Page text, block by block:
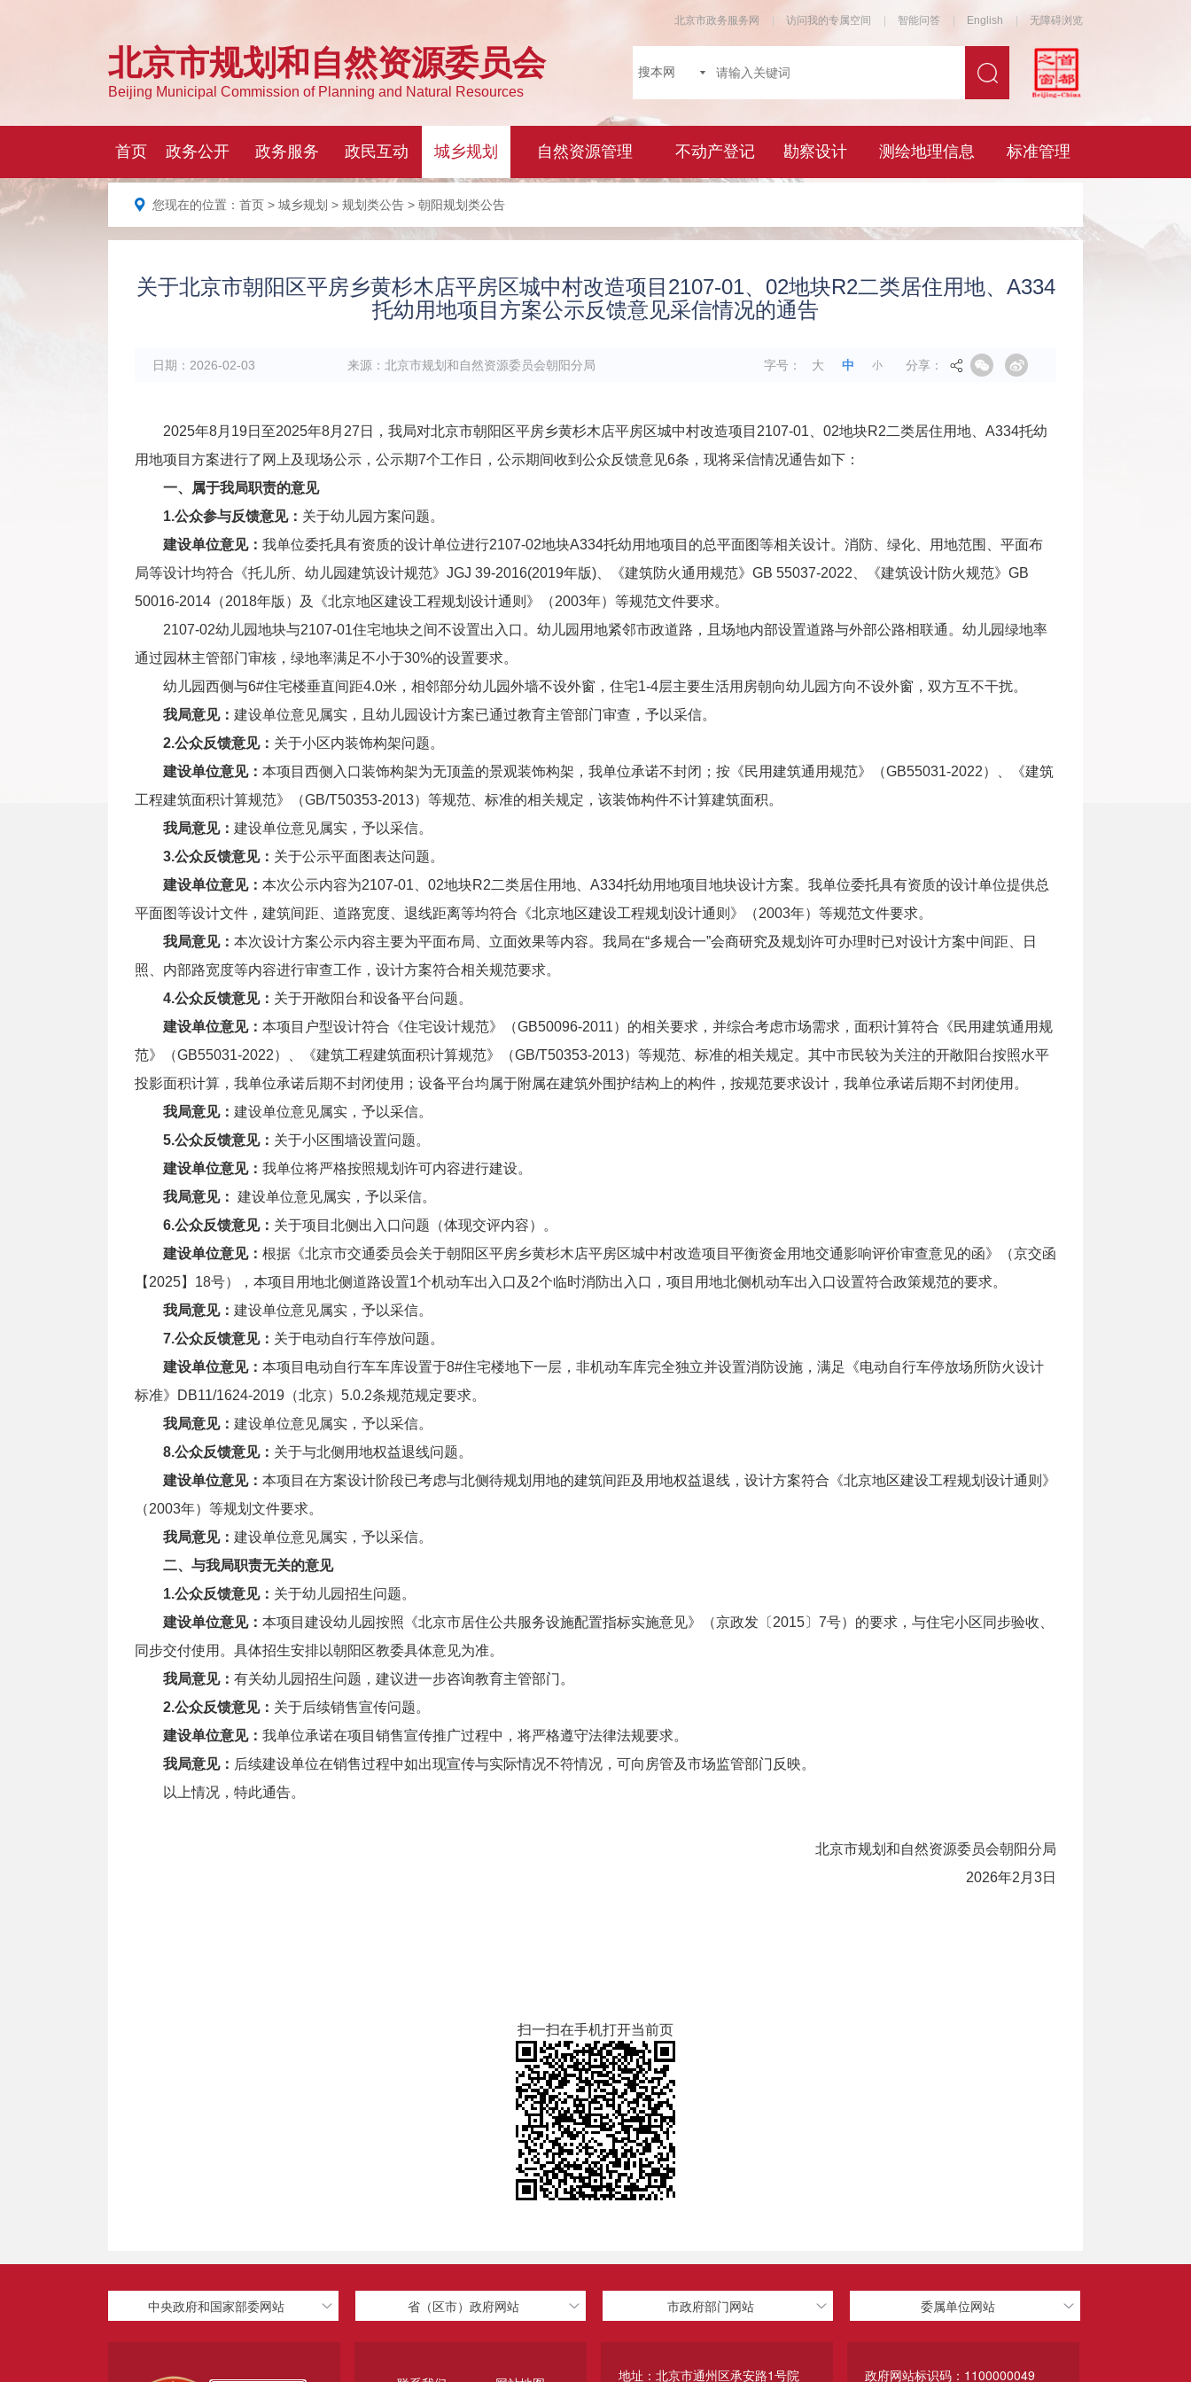
您现在的位置： 首页 > 城乡规划 > 规划类公告 > 朝阳规划类公告
关于北京市朝阳区平房乡黄杉木店平房区城中村改造项目2107-01、02地块R2二类居住用地、A334
托幼用地项目方案公示反馈意见采信情况的通告
日期： 2026-02-03 来源： 北京市规划和自然资源委员会朝阳分局 字号： 大 中 小 分享：
2025年8月19日至2025年8月27日，我局对北京市朝阳区平房乡黄杉木店平房区城中村改造项目2107-01、02地块R2二类居住用地、A334托幼
用地项目方案进行了网上及现场公示，公示期7个工作日，公示期间收到公众反馈意见6条，现将采信情况通告如下：
一、属于我局职责的意见
1.公众参与反馈意见： 关于幼儿园方案问题。
建设单位意见： 我单位委托具有资质的设计单位进行2107-02地块A334托幼用地项目的总平面图等相关设计。消防、绿化、用地范围、平面布
局等设计均符合《托儿所、幼儿园建筑设计规范》JGJ 39-2016(2019年版)、《建筑防火通用规范》GB 55037-2022、《建筑设计防火规范》GB
50016-2014（2018年版）及《北京地区建设工程规划设计通则》（2003年）等规范文件要求。
2107-02幼儿园地块与2107-01住宅地块之间不设置出入口。幼儿园用地紧邻市政道路，且场地内部设置道路与外部公路相联通。幼儿园绿地率
通过园林主管部门审核，绿地率满足不小于30%的设置要求。
幼儿园西侧与6#住宅楼垂直间距4.0米，相邻部分幼儿园外墙不设外窗，住宅1-4层主要生活用房朝向幼儿园方向不设外窗，双方互不干扰。
我局意见： 建设单位意见属实，且幼儿园设计方案已通过教育主管部门审查，予以采信。
2.公众反馈意见： 关于小区内装饰构架问题。
建设单位意见： 本项目西侧入口装饰构架为无顶盖的景观装饰构架，我单位承诺不封闭；按《民用建筑通用规范》（GB55031-2022）、《建筑
工程建筑面积计算规范》（GB/T50353-2013）等规范、标准的相关规定，该装饰构件不计算建筑面积。
我局意见： 建设单位意见属实，予以采信。
3.公众反馈意见： 关于公示平面图表达问题。
建设单位意见： 本次公示内容为2107-01、02地块R2二类居住用地、A334托幼用地项目地块设计方案。我单位委托具有资质的设计单位提供总
平面图等设计文件，建筑间距、道路宽度、退线距离等均符合《北京地区建设工程规划设计通则》（2003年）等规范文件要求。
我局意见： 本次设计方案公示内容主要为平面布局、立面效果等内容。我局在“多规合一”会商研究及规划许可办理时已对设计方案中间距、日
照、内部路宽度等内容进行审查工作，设计方案符合相关规范要求。
4.公众反馈意见： 关于开敞阳台和设备平台问题。
建设单位意见： 本项目户型设计符合《住宅设计规范》（GB50096-2011）的相关要求，并综合考虑市场需求，面积计算符合《民用建筑通用规
范》（GB55031-2022）、《建筑工程建筑面积计算规范》（GB/T50353-2013）等规范、标准的相关规定。其中市民较为关注的开敞阳台按照水平
投影面积计算，我单位承诺后期不封闭使用；设备平台均属于附属在建筑外围护结构上的构件，按规范要求设计，我单位承诺后期不封闭使用。
我局意见： 建设单位意见属实，予以采信。
5.公众反馈意见： 关于小区围墙设置问题。
建设单位意见： 我单位将严格按照规划许可内容进行建设。
我局意见： 建设单位意见属实，予以采信。
6.公众反馈意见： 关于项目北侧出入口问题（体现交评内容）。
建设单位意见： 根据《北京市交通委员会关于朝阳区平房乡黄杉木店平房区城中村改造项目平衡资金用地交通影响评价审查意见的函》（京交函
【2025】18号），本项目用地北侧道路设置1个机动车出入口及2个临时消防出入口，项目用地北侧机动车出入口设置符合政策规范的要求。
我局意见： 建设单位意见属实，予以采信。
7.公众反馈意见： 关于电动自行车停放问题。
建设单位意见： 本项目电动自行车车库设置于8#住宅楼地下一层，非机动车库完全独立并设置消防设施，满足《电动自行车停放场所防火设计
标准》DB11/1624-2019（北京）5.0.2条规范规定要求。
我局意见： 建设单位意见属实，予以采信。
8.公众反馈意见： 关于与北侧用地权益退线问题。
建设单位意见： 本项目在方案设计阶段已考虑与北侧待规划用地的建筑间距及用地权益退线，设计方案符合《北京地区建设工程规划设计通则》
（2003年）等规划文件要求。
我局意见： 建设单位意见属实，予以采信。
二、与我局职责无关的意见
1.公众反馈意见： 关于幼儿园招生问题。
建设单位意见： 本项目建设幼儿园按照《北京市居住公共服务设施配置指标实施意见》（京政发〔2015〕7号）的要求，与住宅小区同步验收、
同步交付使用。具体招生安排以朝阳区教委具体意见为准。
我局意见： 有关幼儿园招生问题，建议进一步咨询教育主管部门。
2.公众反馈意见： 关于后续销售宣传问题。
建设单位意见： 我单位承诺在项目销售宣传推广过程中，将严格遵守法律法规要求。
我局意见： 后续建设单位在销售过程中如出现宣传与实际情况不符情况，可向房管及市场监管部门反映。
以上情况，特此通告。
北京市规划和自然资源委员会朝阳分局
2026年2月3日
扫一扫在手机打开当前页